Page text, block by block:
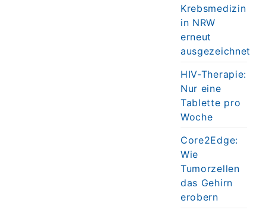
Krebsmedizin
in NRW
erneut
ausgezeichnet
HIV-Therapie:
Nur eine
Tablette pro
Woche
Core2Edge:
Wie
Tumorzellen
das Gehirn
erobern